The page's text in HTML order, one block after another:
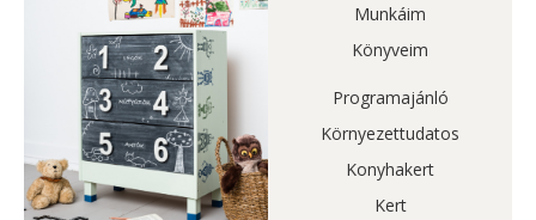
Munkáim
Könyveim
Programajánló
Környezettudatos
Konyhakert
Kert